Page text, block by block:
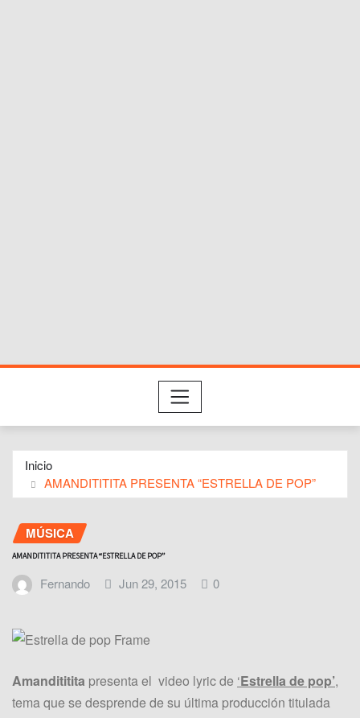
Inicio
AMANDITITITA PRESENTA “ESTRELLA DE POP”
MÚSICA
AMANDITITITA PRESENTA “ESTRELLA DE POP”
Fernando Jun 29, 2015 0
Amandititita presenta el video lyric de ‘Estrella de pop’,
tema que se desprende de su última producción titulada